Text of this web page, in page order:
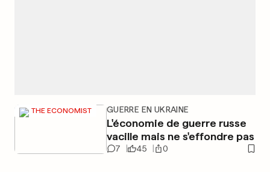
THE ECONOMIST GUERRE EN UKRAINE
L'économie de guerre russe
vacille mais ne s'effondre pas
7 45 0